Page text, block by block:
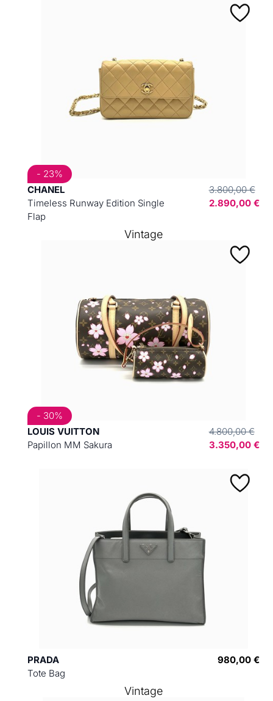
CHANEL
Timeless Runway Edition Single
Flap
3.800,00 €
2.890,00 €
- 23%
LOUIS VUITTON
Papillon MM Sakura
4.800,00 €
3.350,00 €
- 30%
Vintage
PRADA
Tote Bag
980,00 €
Vintage